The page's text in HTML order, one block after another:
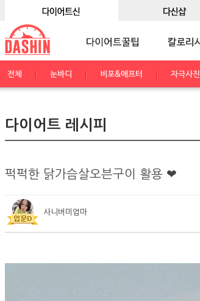
전체 눈바디 비포&애프터 자극사진
다이어트 레시피
퍽퍽한 닭가슴살오븐구이 활용 ❤
사니버미엄마